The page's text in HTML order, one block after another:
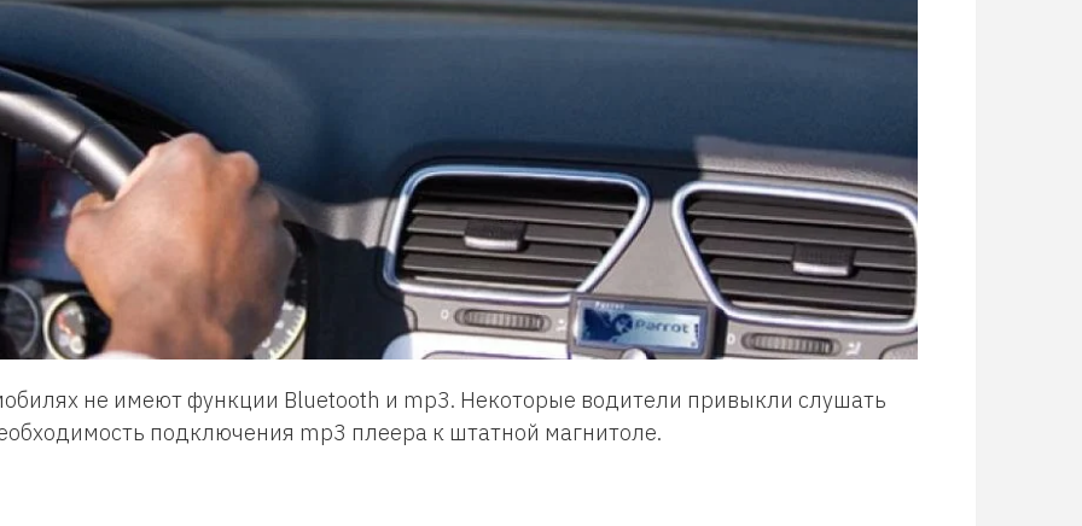
не имеют функции Bluetooth и mp3. Некоторые водители привыкли слушать
подключения mp3 плеера к штатной магнитоле.